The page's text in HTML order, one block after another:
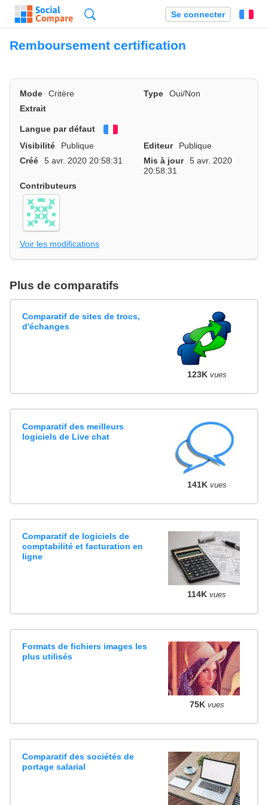
Se connecter
Remboursement certification
Mode Critère Type
Oui/Non
Extrait
Langue par défaut
Visibilité
Publique Editeur
Publique
Créé
5 avr. 2020 20:58:31 Mis à jour
5 avr. 2020
20:58:31
Contributeurs
Voir les modifications
Plus de comparatifs
Comparatif de sites de trocs,
d'échanges
123K vues
Comparatif des meilleurs
logiciels de Live chat
141K vues
Comparatif de logiciels de
comptabilité et facturation en
ligne
114K vues
Formats de fichiers images les
plus utilisés
75K vues
Comparatif des sociétés de
portage salarial